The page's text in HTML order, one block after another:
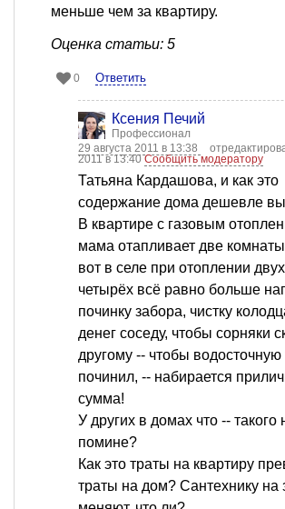
меньше чем за квартиру.
Оценка статьи: 5
0 Ответить
Ксения Печий
Профессионал
29 августа 2011 в 13:38
2011 в 13:40Сообщить модератору
Татьяна Кардашова, и как это
содержание дома дешевле
В квартире с газовым
мама отапливает две
вот в селе при отоплении
четырёх всё равно больше
починку забора, чистку
денег соседу, чтобы сорняки
другому -- чтобы водосточную
починил, -- набирается
сумма!
У других в домах что -- такого
помине?
Как это траты на квартиру
траты на дом? Сантехнику на